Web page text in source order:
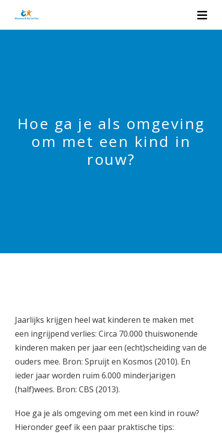
Hoe ga je als omgeving
om met een kind in
rouw?
Jaarlijks krijgen heel wat kinderen te maken met
een ingrijpend verlies: Circa 70.000 thuiswonende
kinderen maken per jaar een (echt)scheiding van de
ouders mee. Bron: Spruijt en Kosmos (2010). En
ieder jaar worden ruim 6.000 minderjarigen
(half)wees. Bron: CBS (2013).
Hoe ga je als omgeving om met een kind in rouw?
Hieronder geef ik een paar praktische tips: